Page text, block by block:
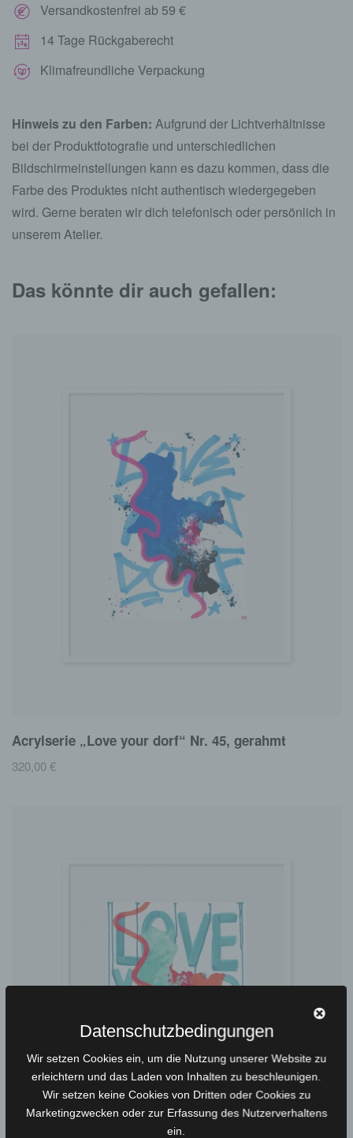
Versandkostenfrei ab 59 €
14 Tage Rückgaberecht
Klimafreundliche Verpackung
Hinweis zu den Farben: Aufgrund der Lichtverhältnisse
bei der Produktfotografie und unterschiedlichen
Bildschirmeinstellungen kann es dazu kommen, dass die
Farbe des Produktes nicht authentisch wiedergegeben
wird. Gerne beraten wir dich telefonisch oder persönlich in
unserem Atelier.
Das könnte dir auch gefallen:
Acrylserie „Love your dorf“ Nr. 45, gerahmt
320,00€
Datenschutzbedingungen
Wir setzen Cookies ein, um die Nutzung unserer Website zu
erleichtern und das Laden von Inhalten zu beschleunigen.
Wir setzen keine Cookies von Dritten oder Cookies zu
Marketingzwecken oder zur Erfassung des Nutzerverhaltens
ein.